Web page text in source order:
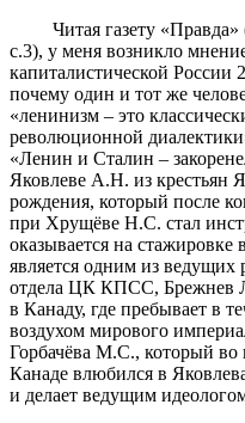
Читая газету «Правда»
с.3), у меня возникло
капиталистической России
почему один и тот же
«ленинизм – это
революционной
«Ленин и Сталин –
Яковлеве А.Н. из крестьян
рождения, который после
при Хрущёве Н.С. стал
оказывается на
является одним из ведущих
отдела ЦК КПСС, Брежнев
в Канаду, где пребывает в
воздухом мирового
Горбачёва М.С., который во
Канаде влюбился в
и делает ведущим